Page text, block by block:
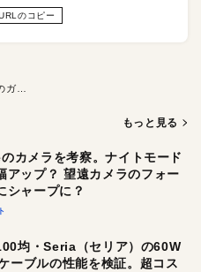
のコピー
もっと見る
カメラを考察。ナイトモード
アップ？ 望遠カメラのフォー
シャープに？
均・Seria（セリア）の60W
ーブルの性能を検証。超コス